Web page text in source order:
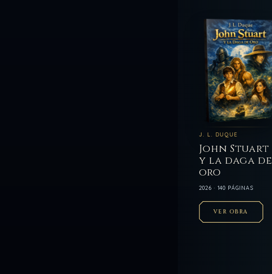
J. L. DUQUE
John Stuart
y la daga de
oro
2026 · 140 PÁGINAS
VER OBRA